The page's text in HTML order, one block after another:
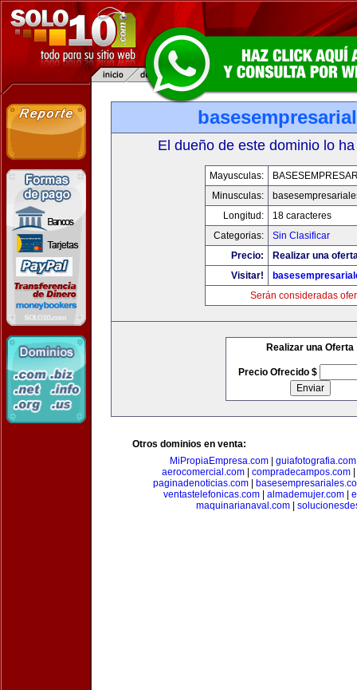
El dueño de este dominio lo
Mayusculas:
Minusculas:
Longitud:
18 caracteres
Categorias:
Sin Clasificar
Precio:
Realizar una
Visitar!
Serán consideradas
Realizar una Oferta
Precio Ofrecido $
Otros dominios en venta:
MiPropiaEmpresa.com
guiafotografia.com
aerocomercial.com| compradecampos.com|
paginadenoticias.com
ventastelefonicas.com| almademujer.com|
maquinarianaval.com|